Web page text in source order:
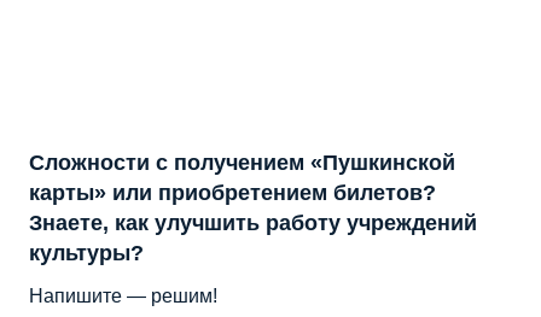
Сложности с получением «Пушкинской
карты» или приобретением билетов?
Знаете, как улучшить работу учреждений
культуры?
Напишите — решим!